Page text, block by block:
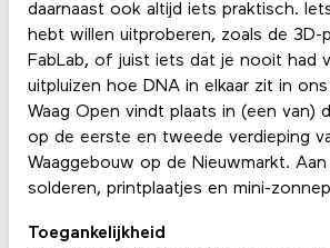
daarnaast ook altijd iets praktisch.
hebt willen uitproberen, zoals de 3D-
FabLab, of juist iets dat je nooit had
uitpluizen hoe DNA in elkaar zit in
Waag Open vindt plaats in (een van)
op de eerste en tweede verdieping
Waaggebouw op de Nieuwmarkt.
solderen, printplaatjes en mini-
Toegankelijkheid